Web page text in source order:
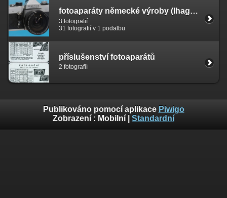
fotoaparáty německé výroby (Ihage, Pentacon)
3 fotografií
31 fotografií v 1 podalbu
příslušenství fotoaparátů
2 fotografií
Publikováno pomocí aplikace Piwigo
Zobrazení : Mobilní Standardní